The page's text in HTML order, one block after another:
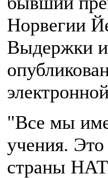
Норвегии
Выдержки
"Все мы
учения.
страны